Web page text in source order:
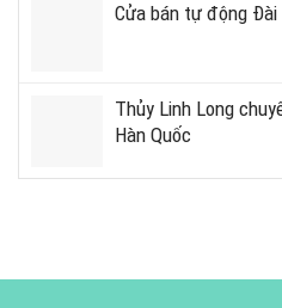
Cửa bán tự động
Thủy Linh Long
Hàn Quốc